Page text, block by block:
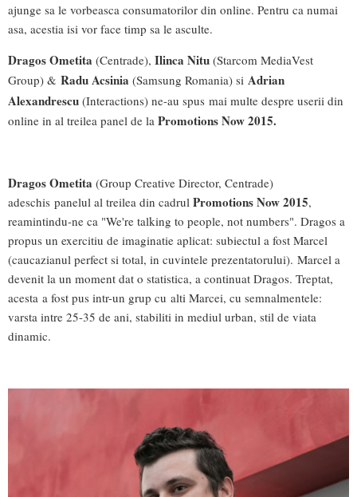
ajunge sa le vorbeasca consumatorilor din online. Pentru ca numai
asa, acestia isi vor face timp sa le asculte.
Dragos Ometita (Centrade), Ilinca Nitu (Starcom MediaVest
Group) & Radu Acsinia (Samsung Romania) si Adrian
Alexandrescu (Interactions) ne-au spus mai multe despre userii din
online in al treilea panel de la Promotions Now 2015.
Dragos Ometita (Group Creative Director, Centrade)
adeschis panelul al treilea din cadrul Promotions Now 2015,
reamintindu-ne ca "We're talking to people, not numbers". Dragos a
propus un exercitiu de imaginatie aplicat: subiectul a fost Marcel
(caucazianul perfect si total, in cuvintele prezentatorului). Marcel a
devenit la un moment dat o statistica, a continuat Dragos. Treptat,
acesta a fost pus intr-un grup cu alti Marcei, cu semnalmentele:
varsta intre 25-35 de ani, stabiliti in mediul urban, stil de viata
dinamic.